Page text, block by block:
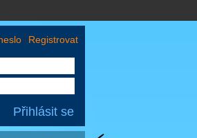
Registrovat